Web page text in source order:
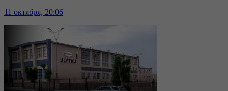
11 октября, 20:06